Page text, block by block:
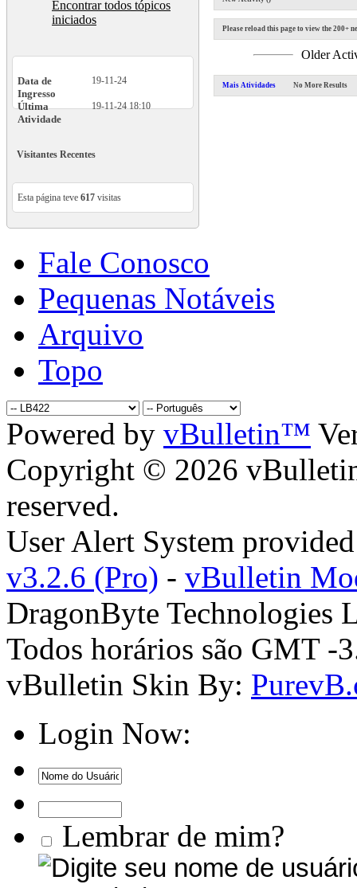
Encontrar todos tópicos
iniciados
Data de
Ingresso
19-11-24
Última
Atividade
19-11-24 18:10
Visitantes Recentes
Esta página teve 617 visitas
Please reload this page to view the 200+
Older
Mais Atividades No More Results
Fale Conosco
Pequenas Notáveis
Arquivo
Topo
Powered by vBulletin™
Copyright © 2026
reserved.
User Alert System
v3.2.6 (Pro) - vBulletin
DragonByte Technologies
Todos horários são GMT -
vBulletin Skin By:
Login Now:
Lembrar de mim?